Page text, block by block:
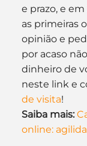
e prazo, e
as primeiras
opinião e
por acaso
dinheiro de
neste link e
de visita!
Saiba mais:
online: